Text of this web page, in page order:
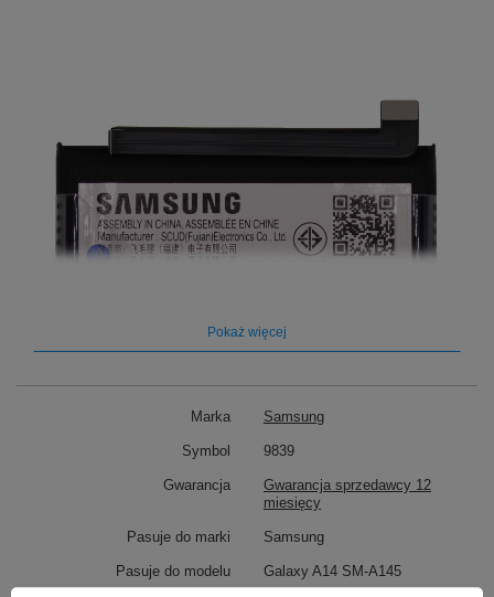
Pokaż więcej
Marka Samsung
Symbol 9839
Gwarancja
Gwarancja sprzedawcy 12
miesięcy
Pasuje do marki Samsung
Pasuje do modelu Galaxy A14 SM-A145